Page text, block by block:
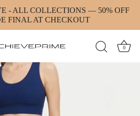
- ALL COLLECTIONS — 50% OFF
FINAL AT CHECKOUT
0